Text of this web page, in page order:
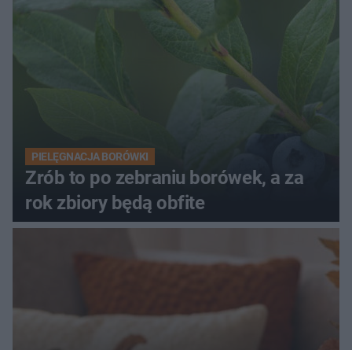
PIELĘGNACJA BORÓWKI
Zrób to po zebraniu borówek, a za
rok zbiory będą obfite